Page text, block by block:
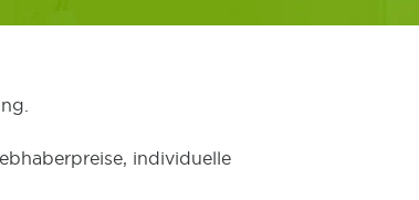
individuelle